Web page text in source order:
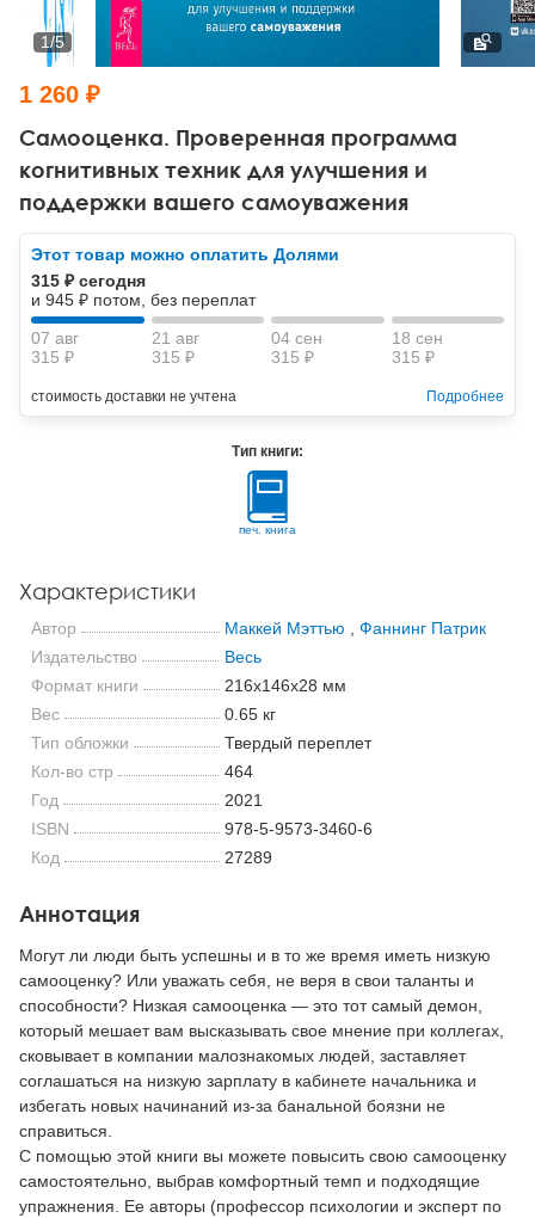
Тревожные расстройства, панические атаки
Психодрама
Другие направления психотерапии
Классический, эриксоновский гипноз и НЛП
НЛП
Психология труда и эргономика
Социальная психология
Социальная и организационная психология
Классический и юнгианский психоанализ
Самооценка. Проверенная программа
когнитивных техник для улучшения и
поддержки вашего самоуважения
1/5
1 260 ₽
Этот товар можно оплатить Долями
315 ₽ сегодня
и 945 ₽ потом, без переплат
07 авг
315 ₽
21 авг
315 ₽
04 сен
315 ₽
18 сен
315 ₽
стоимость доставки не учтена Подробнее
Тип книги:
печ. книга
Характеристики
Автор Маккей Мэттью
Фаннинг Патрик
Издательство
Весь
Формат книги
216x146x28 мм
Вес
0.65 кг
Тип обложки
Твердый переплет
Кол-во стр
464
Год
2021
ISBN
978-5-9573-3460-6
Код
27289
Аннотация
Могут ли люди быть успешны и в то же время иметь низкую
самооценку? Или уважать себя, не веря в свои таланты и
способности? Низкая самооценка — это тот самый демон,
который мешает вам высказывать свое мнение при коллегах,
сковывает в компании малознакомых людей, заставляет
соглашаться на низкую зарплату в кабинете начальника и
избегать новых начинаний из-за банальной боязни не
справиться.
С помощью этой книги вы можете повысить свою самооценку
самостоятельно, выбрав комфортный темп и подходящие
упражнения. Ее авторы (профессор психологии и эксперт по